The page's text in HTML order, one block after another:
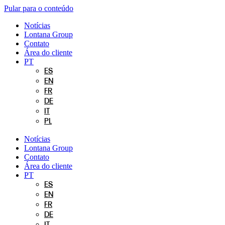
Pular para o conteúdo
Notícias
Lontana Group
Contato
Área do cliente
PT
ES
EN
FR
DE
PL
Notícias
Lontana Group
Contato
Área do cliente
PT
ES
EN
FR
DE